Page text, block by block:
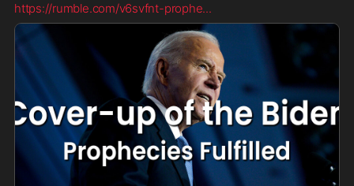
https://rumble.com/v6svfnt-prophe...